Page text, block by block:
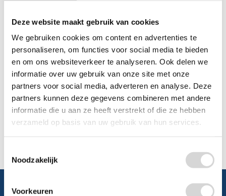
Deze website maakt gebruik van cookies
We gebruiken cookies om content en advertenties te
personaliseren, om functies voor social media te bieden
en om ons websiteverkeer te analyseren. Ook delen we
informatie over uw gebruik van onze site met onze
partners voor social media, adverteren en analyse. Deze
partners kunnen deze gegevens combineren met andere
informatie die u aan ze heeft verstrekt of die ze hebben
verzameld op basis van uw gebruik van hun services.
Noodzakelijk
Voorkeuren
WhatsApp 0348 479195
Mailen
Offerte aanvragen Vraag een speciale prijs op bij ons, wij
kijken naar de mogelijkheden.